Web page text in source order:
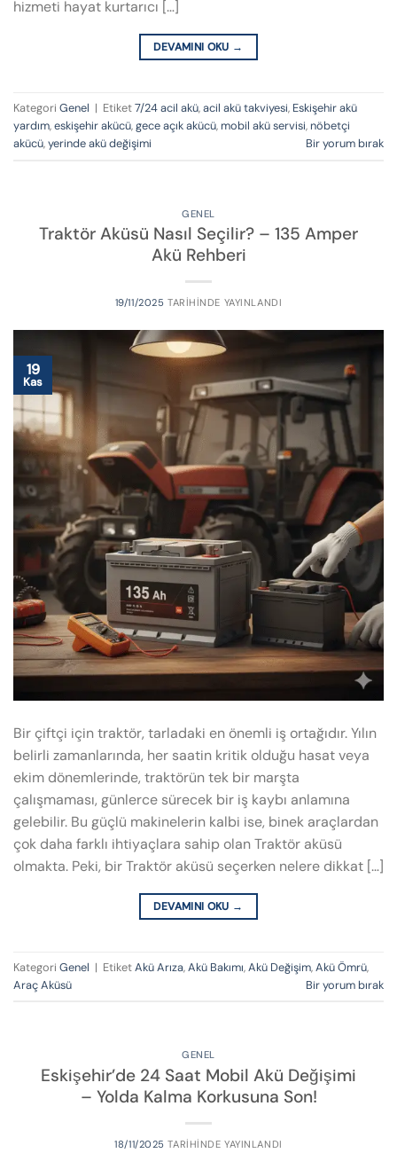
hizmeti hayat kurtarıcı […]
DEVAMINI OKU →
Kategori Genel | Etiket7/24 acil akü,acil akü takviyesi, Eskişehir akü
yardım,eskişehir akücü,gece açık akücü, mobil akü servisi, nöbetçi
akücü,yerinde akü değişimi Bir yorum bırak
GENEL
Traktör Aküsü Nasıl Seçilir? – 135 Amper
Akü Rehberi
19/11/2025 TARIHINDE YAYINLANDI
19
Kas
Bir çiftçi için traktör, tarladaki en önemli iş ortağıdır. Yılın
belirli zamanlarında, her saatin kritik olduğu hasat veya
ekim dönemlerinde, traktörün tek bir marşta
çalışmaması, günlerce sürecek bir iş kaybı anlamına
gelebilir. Bu güçlü makinelerin kalbi ise, binek araçlardan
çok daha farklı ihtiyaçlara sahip olan Traktör aküsü
olmakta. Peki, bir Traktör aküsü seçerken nelere dikkat […]
DEVAMINI OKU →
Kategori Genel | EtiketAkü Arıza,Akü Bakımı,Akü Değişim,Akü Ömrü,
Araç Aküsü
Bir yorum bırak
GENEL
Eskişehir’de 24 Saat Mobil Akü Değişimi
– Yolda Kalma Korkusuna Son!
18/11/2025 TARIHINDE YAYINLANDI